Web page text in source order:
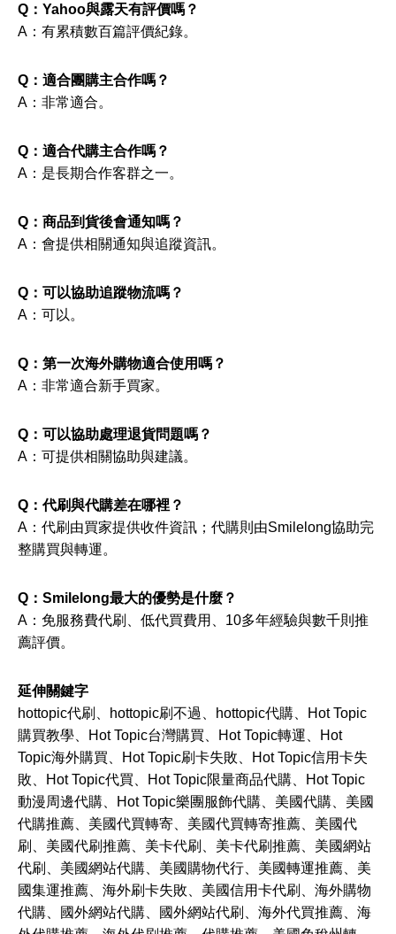
Q：Yahoo與露天有評價嗎？
A：有累積數百篇評價紀錄。
Q：適合團購主合作嗎？
A：非常適合。
Q：適合代購主合作嗎？
A：是長期合作客群之一。
Q：商品到貨後會通知嗎？
A：會提供相關通知與追蹤資訊。
Q：可以協助追蹤物流嗎？
A：可以。
Q：第一次海外購物適合使用嗎？
A：非常適合新手買家。
Q：可以協助處理退貨問題嗎？
A：可提供相關協助與建議。
Q：代刷與代購差在哪裡？
A：代刷由買家提供收件資訊；代購則由Smilelong協助完
整購買與轉運。
Q：Smilelong最大的優勢是什麼？
A：免服務費代刷、低代買費用、10多年經驗與數千則推
薦評價。
延伸關鍵字
hottopic代刷、hottopic刷不過、hottopic代購、Hot Topic
購買教學、Hot Topic台灣購買、Hot Topic轉運、Hot
Topic海外購買、Hot Topic刷卡失敗、Hot Topic信用卡失
敗、Hot Topic代買、Hot Topic限量商品代購、Hot Topic
動漫周邊代購、Hot Topic樂團服飾代購、美國代購、美國
代購推薦、美國代買轉寄、美國代買轉寄推薦、美國代
刷、美國代刷推薦、美卡代刷、美卡代刷推薦、美國網站
代刷、美國網站代購、美國購物代行、美國轉運推薦、美
國集運推薦、海外刷卡失敗、美國信用卡代刷、海外購物
代購、國外網站代購、國外網站代刷、海外代買推薦、海